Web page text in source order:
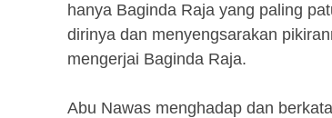
hanya Baginda Raja yang paling
dirinya dan menyengsarakan
mengerjai Baginda Raja.
Abu Nawas menghadap dan